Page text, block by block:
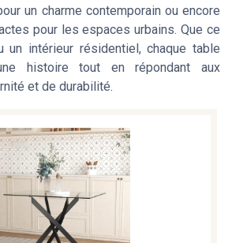
un charme contemporain ou encore
pour les espaces urbains. Que ce
un intérieur résidentiel, chaque table
histoire tout en répondant aux
et de durabilité.